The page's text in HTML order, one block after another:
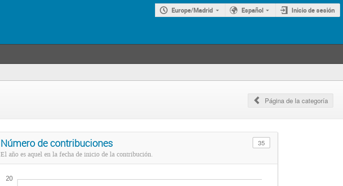
Europe/Madrid Español Inicio de sesión
Página de la categoría
Número de contribuciones
35
El año es aquel en la fecha de inicio de la contribución.